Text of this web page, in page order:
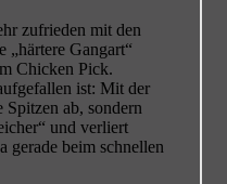
zufrieden mit den
Gangart“
Chicken Pick.
ist: Mit der
ab, sondern
und verliert
gerade beim schnellen